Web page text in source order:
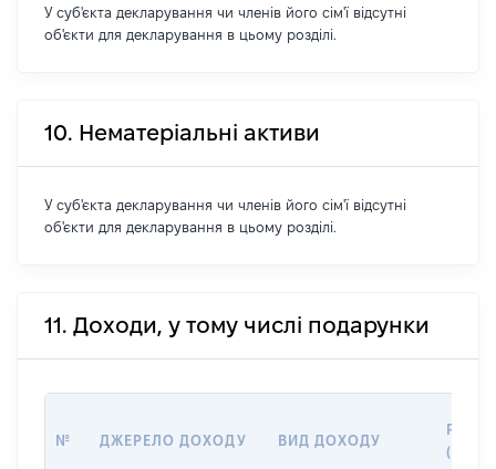
У суб'єкта декларування чи членів його сім'ї відсутні
об'єкти для декларування в цьому розділі.
10. Нематеріальні активи
У суб'єкта декларування чи членів його сім'ї відсутні
об'єкти для декларування в цьому розділі.
11. Доходи, у тому числі подарунки
№ ДЖЕРЕЛО ДОХОДУ ВИД ДОХОДУ